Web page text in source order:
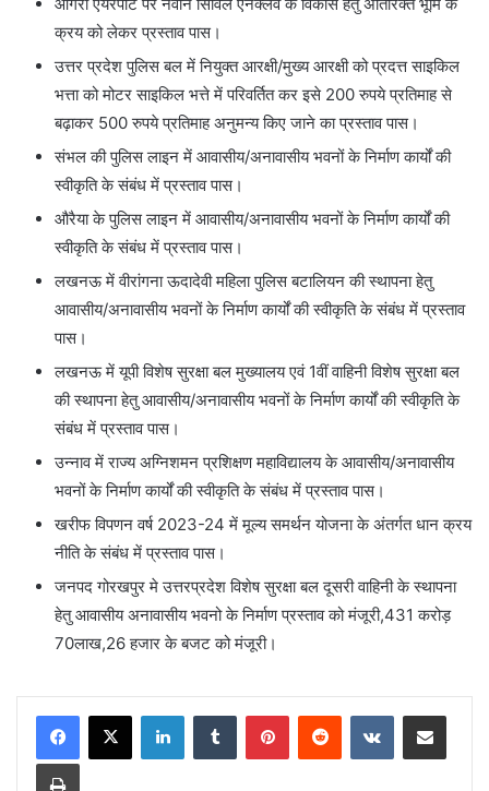
क्रय को लेकर प्रस्ताव पास।
उत्तर प्रदेश पुलिस बल में नियुक्त आरक्षी/मुख्य आरक्षी को प्रदत्त साइकिल
भत्ता को मोटर साइकिल भत्ते में परिवर्तित कर इसे 200 रुपये प्रतिमाह से
बढ़ाकर 500 रुपये प्रतिमाह अनुमन्य किए जाने का प्रस्ताव पास।
संभल की पुलिस लाइन में आवासीय/अनावासीय भवनों के निर्माण कार्यों की
स्वीकृति के संबंध में प्रस्ताव पास।
औरैया के पुलिस लाइन में आवासीय/अनावासीय भवनों के निर्माण कार्यों की
स्वीकृति के संबंध में प्रस्ताव पास।
लखनऊ में वीरांगना ऊदादेवी महिला पुलिस बटालियन की स्थापना हेतु
आवासीय/अनावासीय भवनों के निर्माण कार्यों की स्वीकृति के संबंध में प्रस्ताव
पास।
लखनऊ में यूपी विशेष सुरक्षा बल मुख्यालय एवं 1वीं वाहिनी विशेष सुरक्षा बल
की स्थापना हेतु आवासीय/अनावासीय भवनों के निर्माण कार्यों की स्वीकृति के
संबंध में प्रस्ताव पास।
उन्नाव में राज्य अग्निशमन प्रशिक्षण महाविद्यालय के आवासीय/अनावासीय
भवनों के निर्माण कार्यों की स्वीकृति के संबंध में प्रस्ताव पास।
खरीफ विपणन वर्ष 2023-24 में मूल्य समर्थन योजना के अंतर्गत धान क्रय
नीति के संबंध में प्रस्ताव पास।
जनपद गोरखपुर मे उत्तरप्रदेश विशेष सुरक्षा बल दूसरी वाहिनी के स्थापना
हेतु आवासीय अनावासीय भवनो के निर्माण प्रस्ताव को मंजूरी,431 करोड़
70लाख,26 हजार के बजट को मंजूरी।
LinkedInTumblr PinterestReddit VKontakteShare via Email
Print